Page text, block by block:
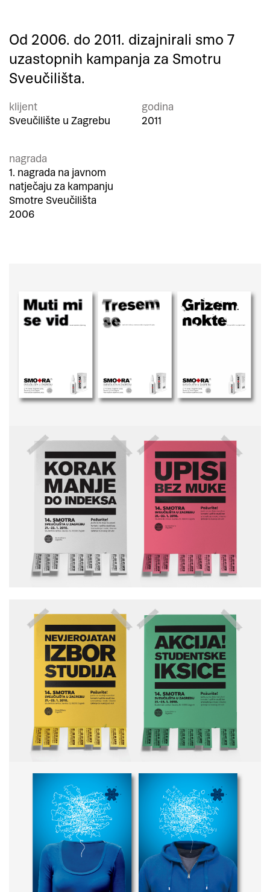
Od 2006. do 2011. dizajnirali smo 7
uzastopnih kampanja za Smotru
Sveučilišta.
klijent
Sveučilište u Zagrebu
godina
2011
nagrada
1. nagrada na javnom
natječaju za kampanju
Smotre Sveučilišta
2006